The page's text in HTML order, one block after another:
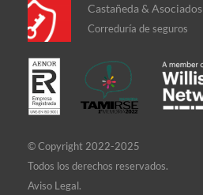
Castañeda & Asociados
Correduría de seguros
© Copyright 2022-2025
Todos los derechos reservados.
Aviso Legal.